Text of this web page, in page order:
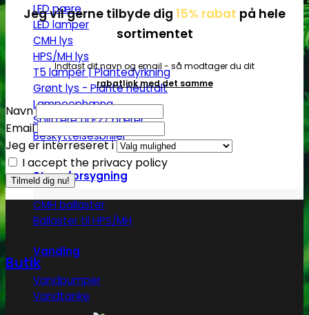
LED pære
LED lamper
CMH lys
HPS/MH lys
T5 lamper | Plantedyrkning
Grønt lys - Plante neutralt
Lampeophæng
Splittere til E27 pærer
Beskyttelsesbriller
Strømforsygning
CMH ballaster
Ballaster til HPS/MH
Vanding
Vandpumper
Vandtanke
Jeg vil gerne tilbyde dig 15% rabat på hele
sortimentet
Indtast dit navn og email - så modtager du dit
rabatlink med det samme
Navn
Email
Jeg er interreseret i
I accept the privacy policy
Butik